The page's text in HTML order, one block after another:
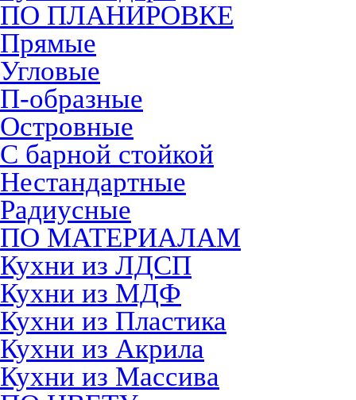
ПО ПЛАНИРОВКЕ
Прямые
Угловые
П-образные
Островные
С барной стойкой
Нестандартные
Радиусные
ПО МАТЕРИАЛАМ
Кухни из ЛДСП
Кухни из МДФ
Кухни из Пластика
Кухни из Акрила
Кухни из Массива